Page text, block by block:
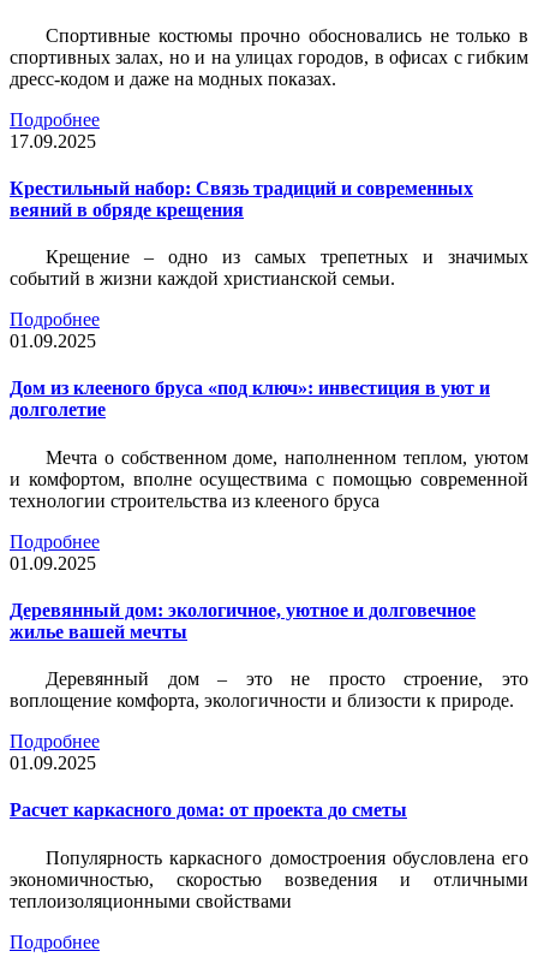
Спортивные костюмы прочно обосновались не только в
спортивных залах, но и на улицах городов, в офисах с гибким
дресс-кодом и даже на модных показах.
Подробнее
17.09.2025
Крестильный набор: Связь традиций и современных
веяний в обряде крещения
Крещение – одно из самых трепетных и значимых
событий в жизни каждой христианской семьи.
Подробнее
01.09.2025
Дом из клееного бруса «под ключ»: инвестиция в уют и
долголетие
Мечта о собственном доме, наполненном теплом, уютом
и комфортом, вполне осуществима с помощью современной
технологии строительства из клееного бруса
Подробнее
01.09.2025
Деревянный дом: экологичное, уютное и долговечное
жилье вашей мечты
Деревянный дом – это не просто строение, это
воплощение комфорта, экологичности и близости к природе.
Подробнее
01.09.2025
Расчет каркасного дома: от проекта до сметы
Популярность каркасного домостроения обусловлена его
экономичностью, скоростью возведения и отличными
теплоизоляционными свойствами
Подробнее